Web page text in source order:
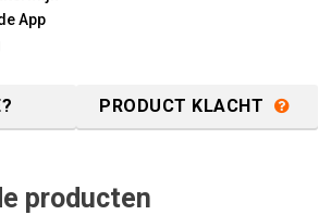
App
PRODUCT KLACHT
producten